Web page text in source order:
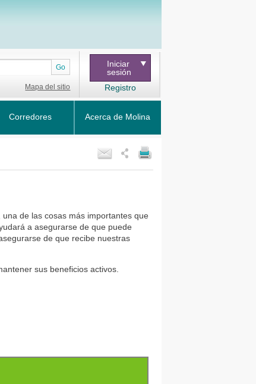
Go
Mapa del sitio
Iniciar
sesión
Registro
Corredores Acerca de Molina
de las cosas más importantes que
a asegurarse de que puede
de que recibe nuestras
sus beneficios activos.